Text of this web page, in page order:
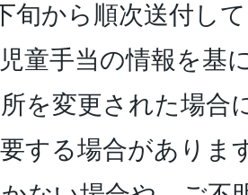
旬から順次送付し
童手当の情報を基
を変更された場合
する場合がありま